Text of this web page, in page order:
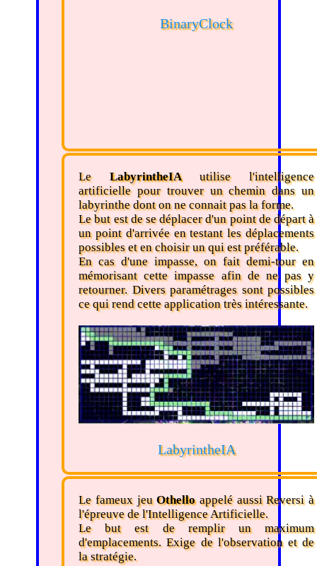
BinaryClock
Le LabyrintheIAutilise l'intelligence
artificielle pour trouver un chemin dans un
labyrinthe dont on ne connait pas la forme.
Le but est de se déplacer d'un point de départ à
un point d'arrivée en testant les déplacements
possibles et en choisir un qui est préférable.
En cas d'une impasse, on fait demi-tour en
mémorisant cette impasse afin de ne pas y
retourner. Divers paramétrages sont possibles
ce qui rend cette application très intéressante.
LabyrintheIA
Le fameux jeuOthelloappelé aussi Reversi à
l'épreuve de l'Intelligence Artificielle.
Le but est de remplir un maximum
d'emplacements. Exige de l'observation et de
la stratégie.